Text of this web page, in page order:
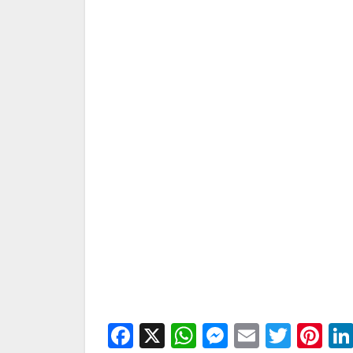
Facebook
X WhatsApp
Messenger
Email